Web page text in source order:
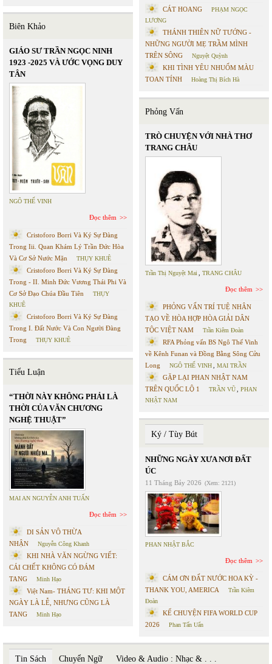
Biên Khảo
GIÁO SƯ TRẦN NGỌC NINH
1923 -2025 VÀ ƯỚC VỌNG DUY
TÂN
NGÔ THẾ VINH
Đọc thêm
Cristoforo Borri Và Ký Sự Đàng
Trong Iii. Quan Khám Lý Trần Đức Hòa
Và Cơ Sở Nước Mặn
THỤY KHUÊ
Cristoforo Borri Và Ký Sự Đàng
Trong - II. Minh Đức Vương Thái Phi Và
Cơ Sở Đạo Chúa Đầu Tiên
THỤY
KHUÊ
Cristoforo Borri Và Ký Sự Đàng
Trong I. Đất Nước Và Con Người Đàng
Trong
THỤY KHUÊ
Tiểu Luận
“THỜI NÀY KHÔNG PHẢI LÀ
THỜI CỦA VĂN CHƯƠNG
NGHỆ THUẬT”
MAI AN NGUYỄN ANH TUẤN
Đọc thêm
DI SẢN VÔ THỪA
NHẬN
Nguyễn Công Khanh
KHI NHÀ VĂN NGỪNG VIẾT:
CÁI CHẾT KHÔNG CÓ ĐÁM
TANG
Minh Hạo
Việt Nam- THÁNG TƯ: KHI MỘT
NGÀY LÀ LỄ, NHƯNG CŨNG LÀ
TANG
Minh Hạo
CÁT HOANG
PHẠM NGỌC
LƯƠNG
THÁNH THIÊN NỮ TƯỚNG -
NHỮNG NGƯỜI MẸ TRẦM MÌNH
TRÊN SÔNG
Nguyệt Quỳnh
KHI TÌNH YÊU NHUỐM MÀU
TOAN TÍNH
Hoàng Thị Bích Hà
Phỏng Vấn
TRÒ CHUYỆN VỚI NHÀ THƠ
TRANG CHÂU
Trần Thị Nguyệt Mai TRANG CHÂU
Đọc thêm
PHỎNG VẤN TRÍ TUỆ NHÂN
TẠO VỀ HÒA HỢP HÒA GIẢI DÂN
TỘC VIỆT NAM
Trần Kiêm Đoàn
RFA Phỏng vấn BS Ngô Thế Vinh
về Kênh Funan và Đồng Bằng Sông Cửu
Long
NGÔ THẾ VINH MAI TRẦN
GẶP LẠI PHAN NHẬT NAM
TRÊN QUỐC LỘ 1
TRẦN VŨ
PHAN
NHẬT NAM
Ký / Tùy Bút
NHỮNG NGÀY XƯA NƠI ĐẤT
ÚC
11 Tháng Bảy 2026 (Xem: 2121)
PHAN NHẬT BẮC
Đọc thêm
CÁM ƠN ĐẤT NƯỚC HOA KỲ -
THANK YOU, AMERICA
Trần Kiêm
Đoàn
KỂ CHUYỆN FIFA WORLD CUP
2026
Phan Tấn Uẩn
Tin Sách Chuyển Ngữ Video & Audio : Nhạc & . . .